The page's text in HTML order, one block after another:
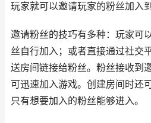
玩家就可以邀请玩家的粉丝加入
邀请粉丝的技巧有多种：玩家可
丝自行加入；或者直接通过社交
送房间链接给粉丝。粉丝接收到
可迅速加入游戏。创建房间时还
只有想要加入的粉丝能够进入。